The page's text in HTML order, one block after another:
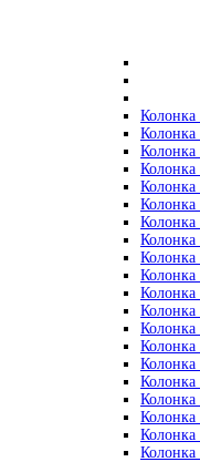
Колонка
Колонка
Колонка
Колонка
Колонка
Колонка
Колонка
Колонка
Колонка
Колонка
Колонка
Колонка
Колонка
Колонка
Колонка
Колонка
Колонка
Колонка
Колонка
Колонка